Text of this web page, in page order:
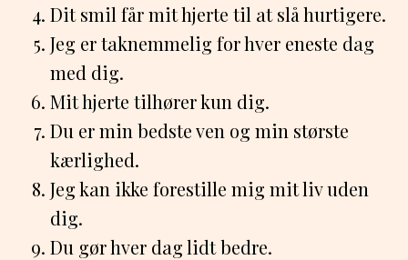
Dit smil får mit hjerte til at slå hurtigere.
Jeg er taknemmelig for hver eneste dag
med dig.
Mit hjerte tilhører kun dig.
Du er min bedste ven og min største
kærlighed.
Jeg kan ikke forestille mig mit liv uden
dig.
Du gør hver dag lidt bedre.